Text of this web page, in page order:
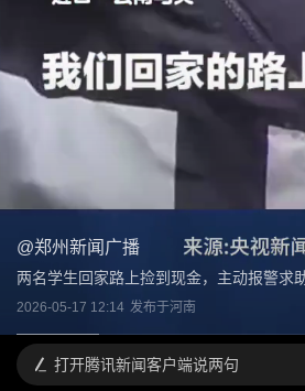
@郑州新闻广播
两名学生回家路上捡到现金，主动报警求
2026-05-17 12:14 发布于河南
打开腾讯新闻客户端说两句